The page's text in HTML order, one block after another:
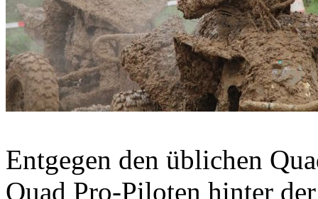
Entgegen den üblichen
Quad Pro-Piloten hinter